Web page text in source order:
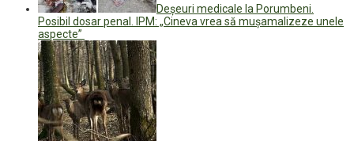
Deșeuri medicale la Porumbeni.
Posibil dosar penal. IPM: „Cineva vrea să mușamalizeze unele
aspecte”